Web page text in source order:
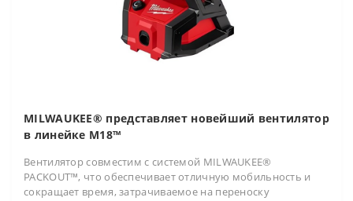
MILWAUKEE® представляет новейший вентилятор
в линейке M18™
Вентилятор совместим с системой MILWAUKEE®
PACKOUT™, что обеспечивает отличную мобильность и
сокращает время, затрачиваемое на переноску